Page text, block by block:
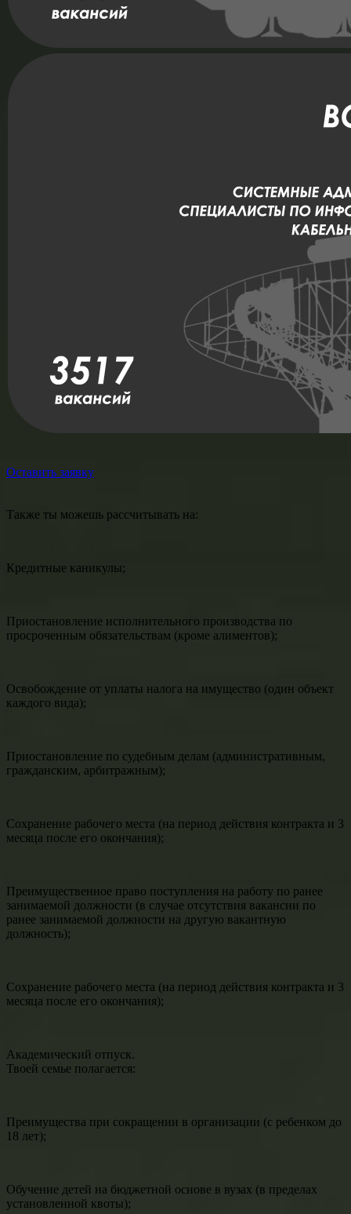
Оставить заявку
Также ты можешь рассчитывать на:
Кредитные каникулы;
Приостановление исполнительного производства по
просроченным обязательствам (кроме алиментов);
Освобождение от уплаты налога на имущество (один объект
каждого вида);
Приостановление по судебным делам (административным,
гражданским, арбитражным);
Сохранение рабочего места (на период действия контракта и 3
месяца после его окончания);
Преимущественное право поступления на работу по ранее
занимаемой должности (в случае отсутствия вакансии по
ранее занимаемой должности на другую вакантную
должность);
Сохранение рабочего места (на период действия контракта и 3
месяца после его окончания);
Академический отпуск.
Твоей семье полагается:
Преимущества при сокращении в организации (с ребенком до
18 лет);
Обучение детей на бюджетной основе в вузах (в пределах
установленной квоты);